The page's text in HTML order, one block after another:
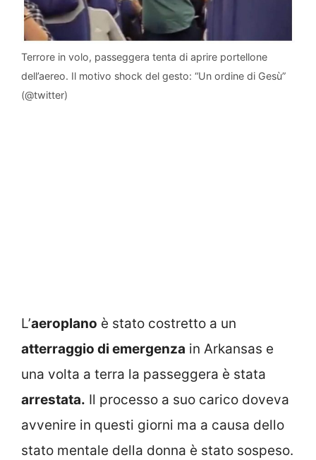
Terrore in volo, passeggera tenta di aprire portellone
dell’aereo. Il motivo shock del gesto: “Un ordine di Gesù”
(@twitter)
L’aeroplano è stato costretto a un
atterraggio di emergenza in Arkansas e
una volta a terra la passeggera è stata
arrestata. Il processo a suo carico doveva
avvenire in questi giorni ma a causa dello
stato mentale della donna è stato sospeso.